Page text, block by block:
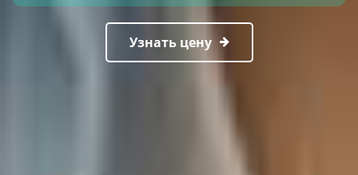
Узнать цену